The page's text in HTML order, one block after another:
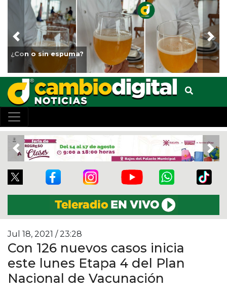
Fortalece Ayuntamiento de Veracruz el cuidado de
animales del Parque Miguel Ángel de Quevedo
Previous
Previous
Jul 18, 2021 / 23:28
Con 126 nuevos casos inicia
este lunes Etapa 4 del Plan
Nacional de Vacunación